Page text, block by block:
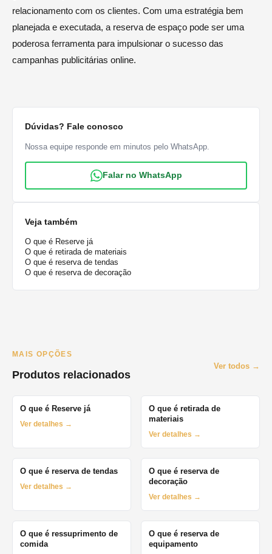
relacionamento com os clientes. Com uma estratégia bem
planejada e executada, a reserva de espaço pode ser uma
poderosa ferramenta para impulsionar o sucesso das
campanhas publicitárias online.
Dúvidas? Fale conosco
Nossa equipe responde em minutos pelo WhatsApp.
Falar no WhatsApp
Veja também
O que é Reserve já
O que é retirada de materiais
O que é reserva de tendas
O que é reserva de decoração
MAIS OPÇÕES
Produtos relacionados
Ver todos →
O que é Reserve já
Ver detalhes →
O que é retirada de
materiais
Ver detalhes →
O que é reserva de tendas
Ver detalhes →
O que é reserva de
decoração
Ver detalhes →
O que é ressuprimento de
comida
O que é reserva de
equipamento